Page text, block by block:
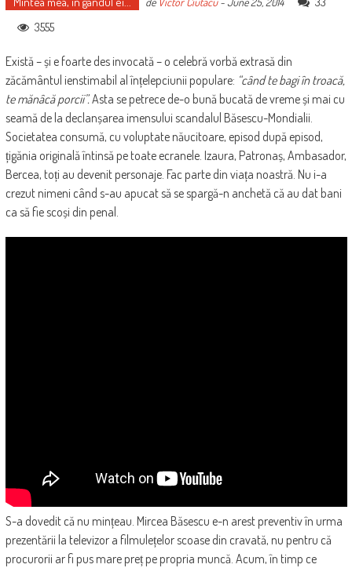
3555
Există – și e foarte des invocată – o celebră vorbă extrasă din
zăcământul ienstimabil al înțelepciunii populare: “când te bagi în troacă,
te mănâcă porcii”.Asta se petrece de-o bună bucată de vreme și mai cu
seamă de la declanșarea imensului scandalul Băsescu-Mondialii.
Societatea consumă, cu voluptate năucitoare, episod după episod,
țigănia originală întinsă pe toate ecranele. Izaura, Patronaș, Ambasador,
Bercea, toți au devenit personaje. Fac parte din viața noastră. Nu i-a
crezut nimeni când s-au apucat să se spargă-n anchetă că au dat bani
ca să fie scoși din penal.
S-a dovedit că nu mințeau. Mircea Băsescu e-n arest preventiv în urma
prezentării la televizor a filmulețelor scoase din cravată, nu pentru că
procurorii ar fi pus mare preț pe propria muncă. Acum, în timp ce